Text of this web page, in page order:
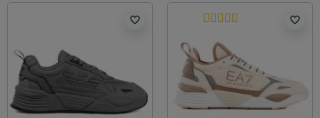
favorite_border favorite_border